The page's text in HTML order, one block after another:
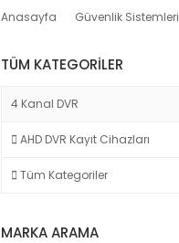
Anasayfa Güvenlik Sistemleri
TÜM KATEGORILER
4 Kanal DVR
AHD DVR Kayıt Cihazları
Tüm Kategoriler
MARKA ARAMA